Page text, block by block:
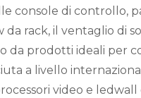
console di controllo,
da rack, il ventaglio di
da prodotti ideali per
a livello
video e ledwall